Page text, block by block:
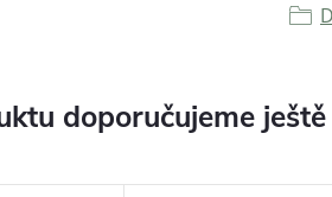
doporučujeme